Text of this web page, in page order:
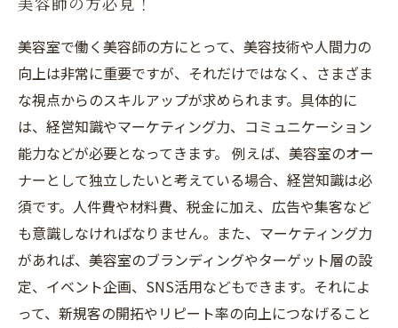
美容師の方必見！
美容室で働く美容師の方にとって、美容技術や人間力の
向上は非常に重要ですが、それだけではなく、さまざま
な視点からのスキルアップが求められます。具体的に
は、経営知識やマーケティング力、コミュニケーション
能力などが必要となってきます。 例えば、美容室のオー
ナーとして独立したいと考えている場合、経営知識は必
須です。人件費や材料費、税金に加え、広告や集客など
も意識しなければなりません。また、マーケティング力
があれば、美容室のブランディングやターゲット層の設
定、イベント企画、SNS活用などもできます。それによ
って、新規客の開拓やリピート率の向上につなげること